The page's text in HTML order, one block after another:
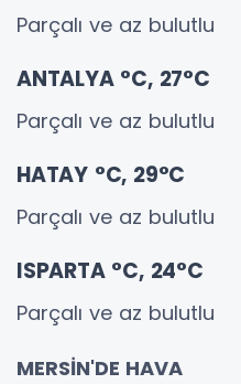
Parçalı ve az bulutlu
ANTALYA °C, 27°C
Parçalı ve az bulutlu
HATAY °C, 29°C
Parçalı ve az bulutlu
ISPARTA °C, 24°C
Parçalı ve az bulutlu
MERSİN'DE HAVA